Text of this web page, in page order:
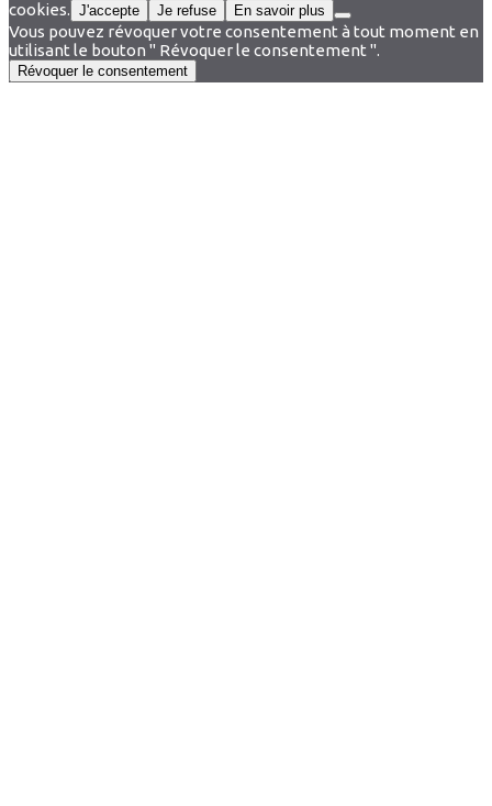
cookies. J'accepte Je refuse En savoir plus
Vous pouvez révoquer votre consentement à tout moment en
utilisant le bouton " Révoquer le consentement ".
Révoquer le consentement